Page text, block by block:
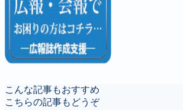
こんな記事もおすすめ
こちらの記事もどうぞ